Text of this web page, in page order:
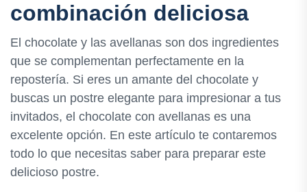
combinación deliciosa
El chocolate y las avellanas son dos ingredientes
que se complementan perfectamente en la
repostería. Si eres un amante del chocolate y
buscas un postre elegante para impresionar a tus
invitados, el chocolate con avellanas es una
excelente opción. En este artículo te contaremos
todo lo que necesitas saber para preparar este
delicioso postre.